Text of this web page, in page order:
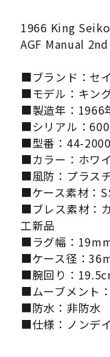
1966 King
AGF Manual
■ブランド：セ
■モデル：キン
■製造年：1966
■シリアル：
■型番：44-2000
■カラー：ホワ
■風防：プラス
■ケース素材：
■ブレス素材：
工新品
■ラグ幅：
■ケース径：
■腕回り：
■ムーブメント
■防水：非防水
■仕様：ノンデ